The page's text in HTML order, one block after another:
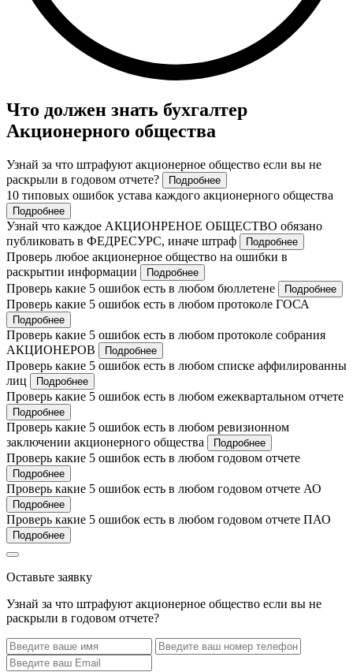
Что должен знать бухгалтер
Акционерного общества
Узнай за что штрафуют акционерное общество если вы не
раскрыли в годовом отчете?
Подробнее
10 типовых ошибок устава каждого акционерного общества
Подробнее
Узнай что каждое АКЦИОНРЕНОЕ ОБЩЕСТВО обязано
публиковать в ФЕДРЕСУРС, иначе штраф
Подробнее
Проверь любое акционерное общество на ошибки в
раскрытии информации
Подробнее
Проверь какие 5 ошибок есть в любом бюллетене Подробнее
Проверь какие 5 ошибок есть в любом протоколе ГОСА
Подробнее
Проверь какие 5 ошибок есть в любом протоколе собрания
АКЦИОНЕРОВ
Подробнее
Проверь какие 5 ошибок есть в любом списке аффилированны
лиц
Подробнее
Проверь какие 5 ошибок есть в любом ежеквартальном отчете
Подробнее
Проверь какие 5 ошибок есть в любом ревизионном
заключении акционерного общества
Подробнее
Проверь какие 5 ошибок есть в любом годовом отчете
Подробнее
Проверь какие 5 ошибок есть в любом годовом отчете АО
Подробнее
Проверь какие 5 ошибок есть в любом годовом отчете ПАО
Подробнее
Оставьте заявку
Узнай за что штрафуют акционерное общество если вы не
раскрыли в годовом отчете?